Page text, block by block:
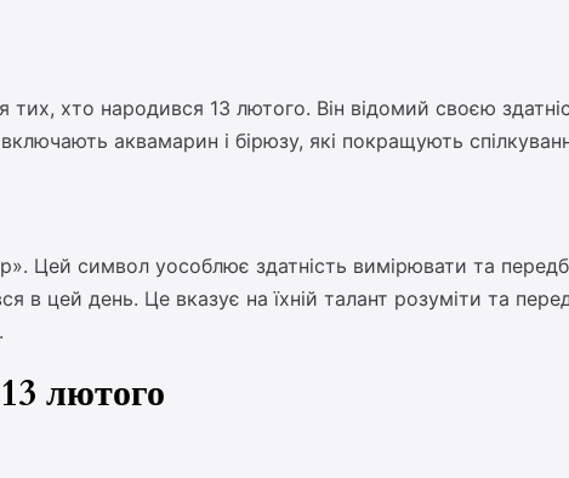
хто народився 13 лютого. Він відомий своєю
аквамарин і бірюзу, які покращують
Цей символ уособлює здатність вимірювати та
в цей день. Це вказує на їхній талант розуміти та
лютого